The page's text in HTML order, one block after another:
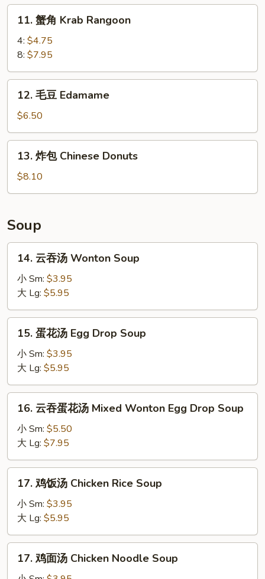
B-
Spare
Ribs
Krab
Rangoon
11. 蟹角 Krab Rangoon
4: $4.75
8: $7.95
Edamame
12. 毛豆 Edamame
$6.50
Chinese
13. 炸包 Chinese Donuts
$8.10
Soup
Wonton
Soup
14. 云吞汤 Wonton Soup
小 Sm: $3.95
大 Lg: $5.95
Egg
Drop
Soup
15. 蛋花汤 Egg Drop Soup
小 Sm: $3.95
大 Lg: $5.95
花
汤
Mixed
Wonton
Egg
Soup
16. 云吞蛋花汤 Mixed Wonton Egg Drop Soup
小 Sm: $5.50
大 Lg: $7.95
Chicken
Rice
Soup
17. 鸡饭汤 Chicken Rice Soup
小 Sm: $3.95
大 Lg: $5.95
17. 鸡面汤 Chicken Noodle Soup